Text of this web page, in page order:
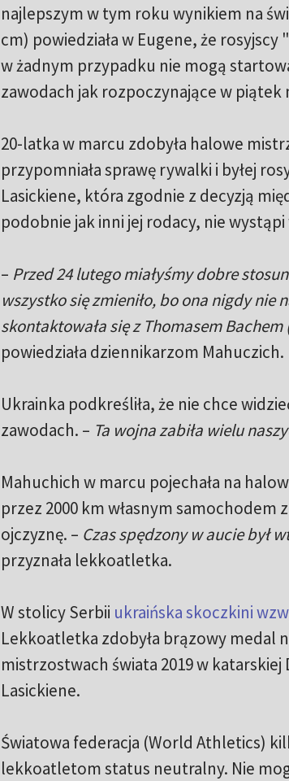
najlepszym w tym roku wynikiem na
cm) powiedziała w Eugene, że
w żadnym przypadku nie mogą
zawodach jak rozpoczynające w
20-latka w marcu zdobyła halowe
przypomniała sprawę rywalki i byłej
Lasickiene, która zgodnie z decyzją
podobnie jak inni jej rodacy, nie wystąpi
– Przed 24 lutego miałyśmy dobre
wszystko się zmieniło, bo ona nigdy
skontaktowała się z Thomasem
powiedziała dziennikarzom Mahuczich.
Ukrainka podkreśliła, że nie chce
zawodach. – Ta wojna zabiła wielu
Mahuchich w marcu pojechała na
przez 2000 km własnym
ojczyznę. – Czas spędzony w aucie był
przyznała lekkoatletka.
W stolicy Serbii ukraińska skoczkini
Lekkoatletka zdobyła brązowy medal
mistrzostwach świata 2019 w
Lasickiene.
Światowa federacja (World Athletics)
lekkoatletom status neutralny. Nie